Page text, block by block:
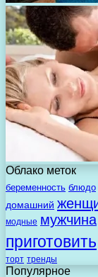
Облако меток
беременность блюдо
домашний
модные мужчина
приготовить
торт тренды
Популярное